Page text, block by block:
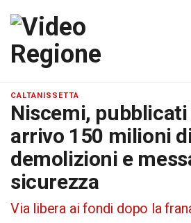
CALTANISSETTA
Niscemi,
arrivo 150 milioni
demolizioni e
sicurezza
Via libera ai fondi dopo la